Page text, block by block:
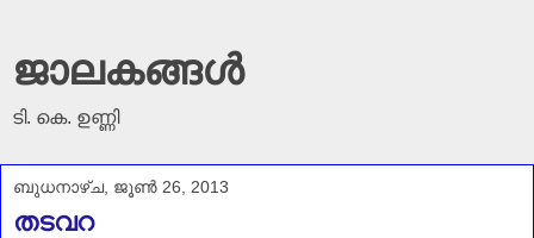
ജാലകങ്ങൾ
ടി. കെ. ഉണ്ണി
ബുധനാഴ്‌ച, ജൂൺ 26, 2013
തടവറ